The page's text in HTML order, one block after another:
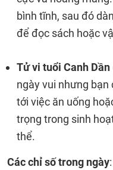
bình tĩnh, sau đó
để đọc sách hoặc
Tử vi tuổi Canh
ngày vui nhưng bạn
tới việc ăn uống
trọng trong sinh
thể.
Các chỉ số trong ngày: